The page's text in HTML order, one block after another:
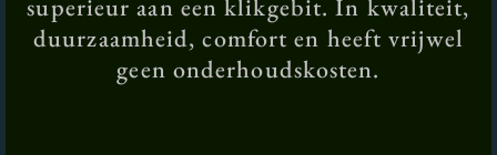
superieur aan een klikgebit. In kwaliteit,
duurzaamheid, comfort en heeft vrijwel
geen onderhoudskosten.